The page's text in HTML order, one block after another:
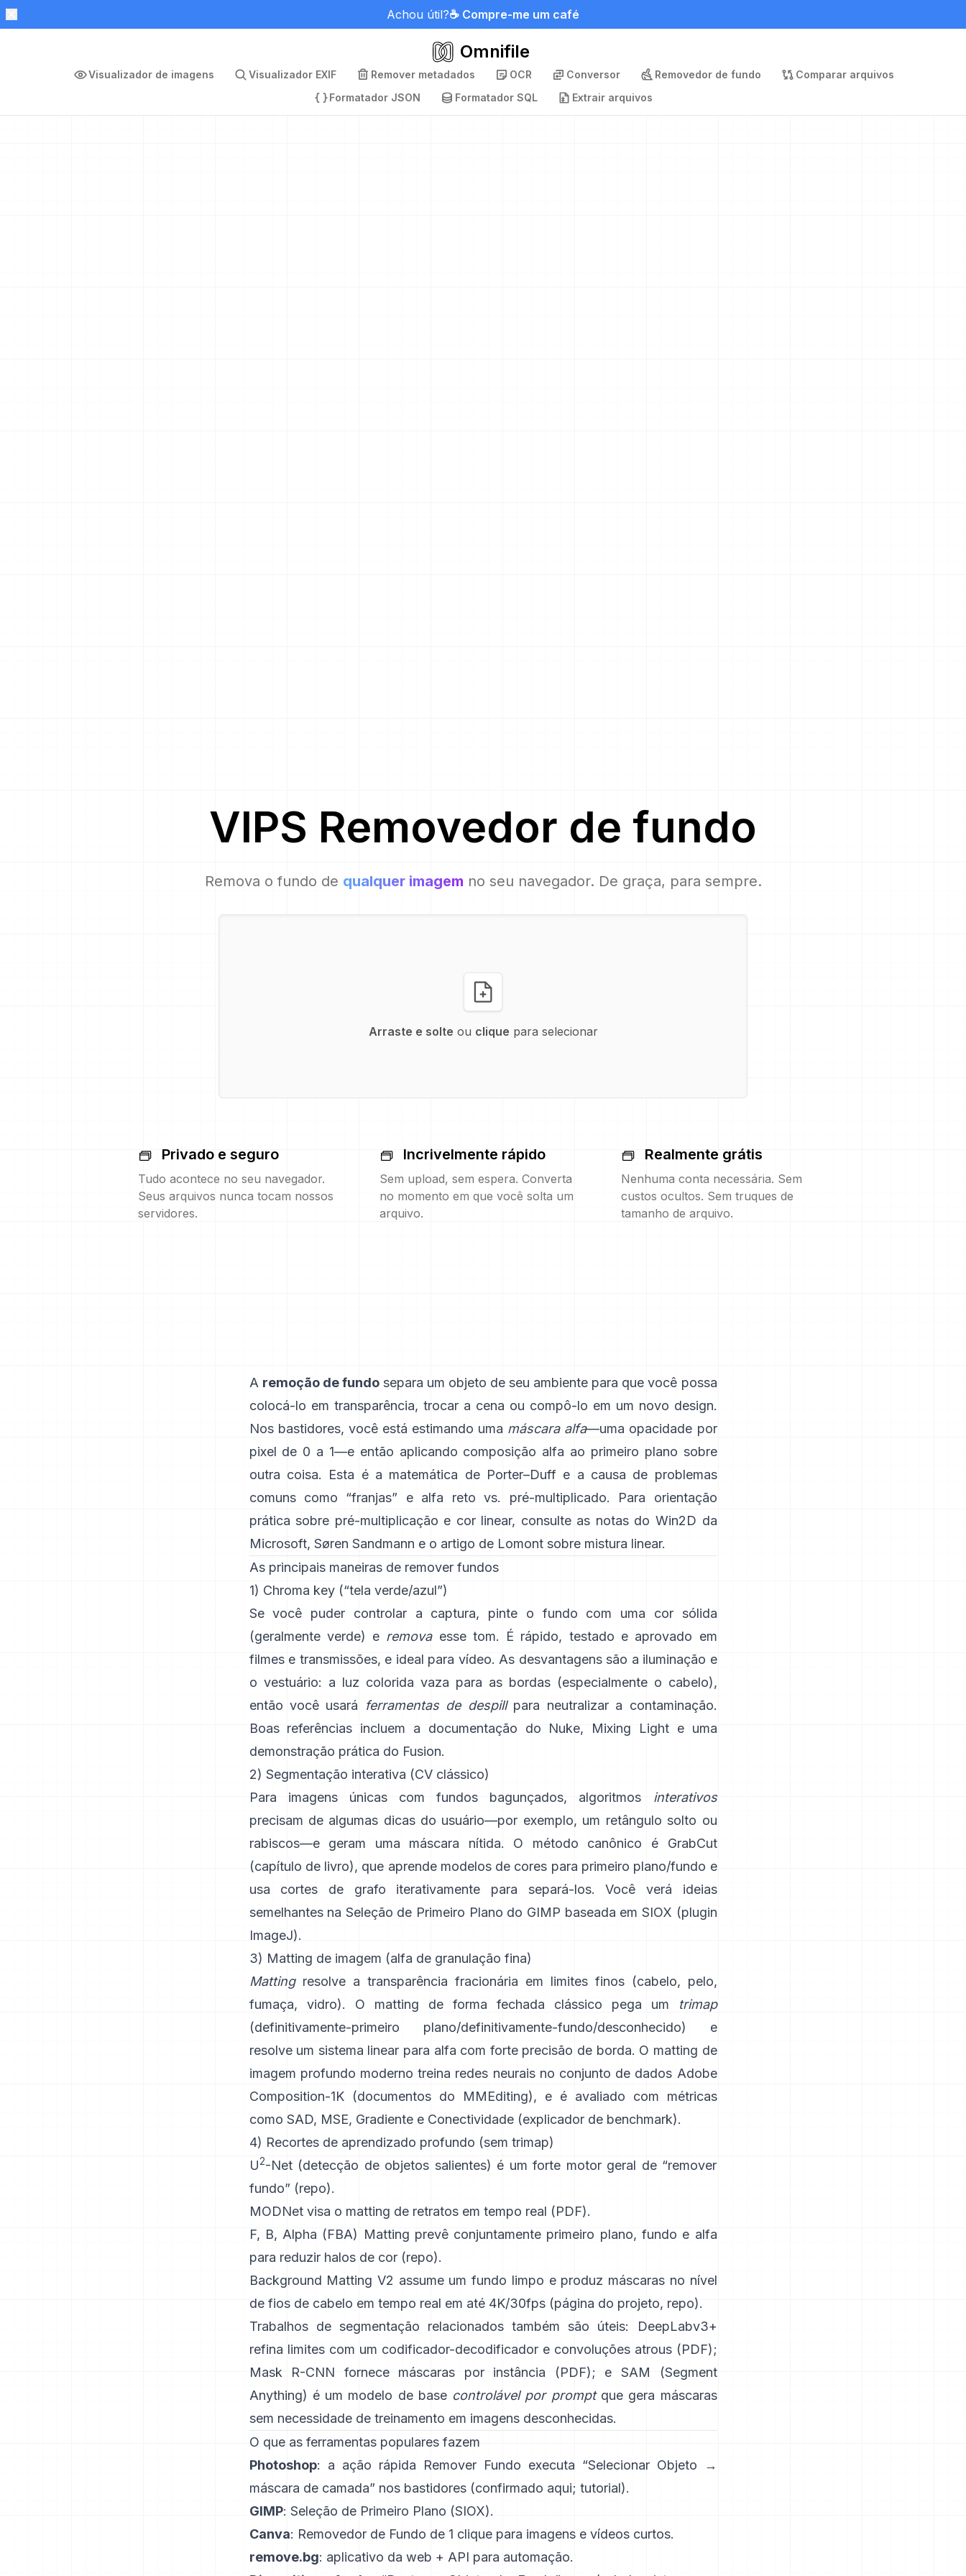
Achou útil?☕ Compre-me um café
Omnifile
Visualizador de imagens Visualizador EXIF Remover metadados OCR Conversor Removedor de fundo
Comparar arquivos
Formatador JSON
Formatador SQL Extrair arquivos
VIPS Removedor de fundo
Remova o fundo de qualquer imagem no seu navegador. De graça, para sempre.
Arraste e solte ou clique para selecionar
Privado e seguro
Tudo acontece no seu navegador.
Seus arquivos nunca tocam nossos
servidores.
Incrivelmente rápido
Sem upload, sem espera. Converta
no momento em que você solta um
arquivo.
Realmente grátis
Nenhuma conta necessária. Sem
custos ocultos. Sem truques de
tamanho de arquivo.
A remoção de fundosepara um objeto de seu ambiente para que você possa
colocá-lo em transparência, trocar a cena ou compô-lo em um novo design.
Nos bastidores, você está estimando uma máscara alfa—uma opacidade por
pixel de 0 a 1—e então aplicando composição alfa ao primeiro plano sobre
outra coisa. Esta é a matemática de Porter–Duffe a causa de problemas
comuns como “franjas” e alfa reto vs. pré-multiplicado. Para orientação
prática sobre pré-multiplicação e cor linear, consulte as notas do Win2D da
Microsoft, Søren Sandmann e o artigo de Lomont sobre mistura linear.
As principais maneiras de remover fundos
1) Chroma key (“tela verde/azul”)
Se você puder controlar a captura, pinte o fundo com uma cor sólida
(geralmente verde) e removaesse tom. É rápido, testado e aprovado em
filmes e transmissões, e ideal para vídeo. As desvantagens são a iluminação e
o vestuário: a luz colorida vaza para as bordas (especialmente o cabelo),
então você usará
ferramentas de despillpara neutralizar a contaminação.
Boas referências incluem a documentação do Nuke, Mixing Lighte uma
demonstração prática do Fusion.
2) Segmentação interativa (CV clássico)
Para imagens únicas com fundos bagunçados, algoritmos interativos
precisam de algumas dicas do usuário—por exemplo, um retângulo solto ou
rabiscos—e geram uma máscara nítida. O método canônico é
GrabCut
(capítulo de livro), que aprende modelos de cores para primeiro plano/fundo e
usa cortes de grafo iterativamente para separá-los. Você verá ideias
semelhantes na Seleção de Primeiro Plano do GIMP baseada em SIOX (plugin
ImageJ).
3) Matting de imagem (alfa de granulação fina)
Mattingresolve a transparência fracionária em limites finos (cabelo, pelo,
fumaça, vidro). O
matting de forma fechada clássico pega um
trimap
(definitivamente-primeiro plano/definitivamente-fundo/desconhecido) e
resolve um sistema linear para alfa com forte precisão de borda. O matting de
imagem profundo moderno treina redes neurais no conjunto de dados Adobe
Composition-1K(documentos do MMEditing), e é avaliado com métricas
como SAD, MSE, Gradiente e Conectividade (explicador de benchmark).
4) Recortes de aprendizado profundo (sem trimap)
U2-Net(detecção de objetos salientes) é um forte motor geral de “remover
fundo” (repo).
MODNetvisa o matting de retratos em tempo real (PDF).
F, B, Alpha (FBA) Matting prevê conjuntamente primeiro plano, fundo e alfa
para reduzir halos de cor (repo).
Background Matting V2 assume um fundo limpo e produz máscaras no nível
de fios de cabelo em tempo real em até 4K/30fps (página do projeto, repo).
Trabalhos de segmentação relacionados também são úteis:
DeepLabv3+
refina limites com um codificador-decodificador e convoluções atrous (PDF);
Mask R-CNN fornece máscaras por instância (PDF); e
SAM (Segment
Anything) é um modelo de base controlável por promptque gera máscaras
sem necessidade de treinamento em imagens desconhecidas.
O que as ferramentas populares fazem
Photoshop: a ação rápida Remover Fundo executa “Selecionar Objeto →
máscara de camada” nos bastidores (confirmado aqui; tutorial).
GIMP: Seleção de Primeiro Plano (SIOX).
Canva: Removedor de Fundo de 1 clique para imagens e vídeos curtos.
remove.bg: aplicativo da web + API para automação.